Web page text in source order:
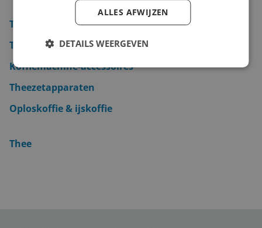
Theepot
Thermoskan
Koffiemachine-accessoires
Theezetapparaten
Oploskoffie & ijskoffie
Thee
ALLES AFWIJZEN
DETAILS WEERGEVEN